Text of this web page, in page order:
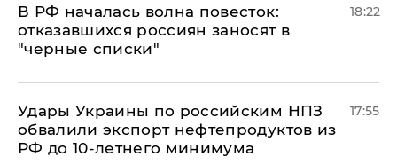
​В РФ началась волна повесток:
отказавшихся россиян заносят в
"черные списки"
18:22
Удары Украины по российским НПЗ
обвалили экспорт нефтепродуктов из
РФ до 10-летнего минимума
17:55